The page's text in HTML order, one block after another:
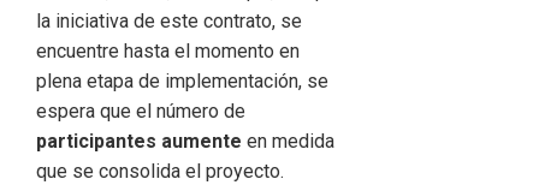
la iniciativa de este contrato, se
encuentre hasta el momento en
plena etapa de implementación, se
espera que el número de
participantes aumente en medida
que se consolida el proyecto.